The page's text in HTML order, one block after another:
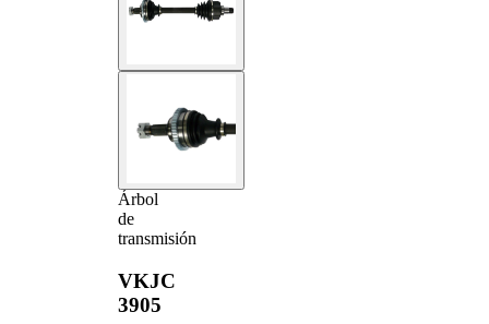
Árbol
de
transmisión
VKJC
3905